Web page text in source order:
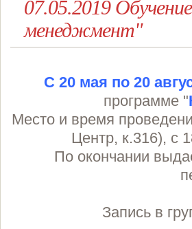
07.05.2019
менеджмент"
С 20 мая по 20
программе "
Место и время
Центр, к.316), с
По окончании
Запись в